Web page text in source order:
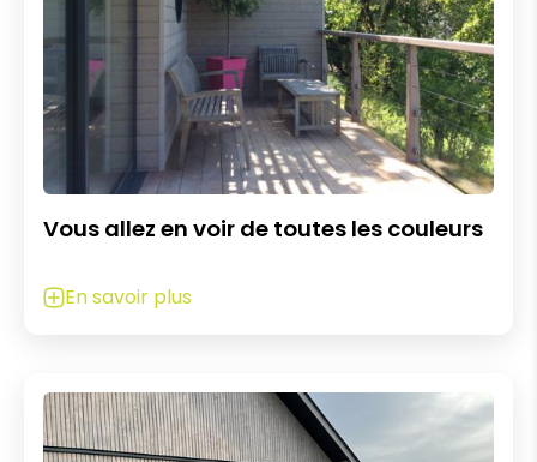
Vous allez en voir de toutes les couleurs
En savoir plus